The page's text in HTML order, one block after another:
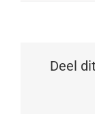
Deel